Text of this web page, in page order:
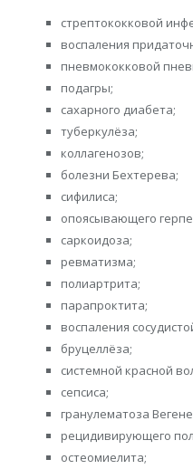
стрептококковой
воспаления
пневмококковой
подагры;
сахарного диабета;
туберкулёза;
коллагенозов;
болезни Бехтерева;
сифилиса;
опоясывающего
саркоидоза;
ревматизма;
полиартрита;
парапроктита;
воспаления
бруцеллёза;
системной красной
сепсиса;
гранулематоза
рецидивирующего
остеомиелита;